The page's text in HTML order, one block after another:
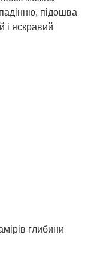
підошва
і яскравий
глибини